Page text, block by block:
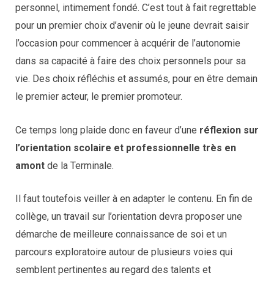
personnel, intimement fondé. C’est tout à fait regrettable
pour un premier choix d’avenir où le jeune devrait saisir
l’occasion pour commencer à acquérir de l’autonomie
dans sa capacité à faire des choix personnels pour sa
vie. Des choix réfléchis et assumés, pour en être demain
le premier acteur, le premier promoteur.
Ce temps long plaide donc en faveur d’une réflexion sur
l’orientation scolaire et professionnelle très en
amontde la Terminale.
Il faut toutefois veiller à en adapter le contenu. En fin de
collège, un travail sur l’orientation devra proposer une
démarche de meilleure connaissance de soi et un
parcours exploratoire autour de plusieurs voies qui
semblent pertinentes au regard des talents et